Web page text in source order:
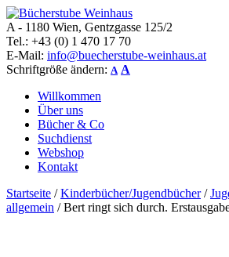
Bücherstube Weinhaus
Verkauf von seltenen antiquarischen und
verlagsneuen Bücher.
A - 1180 Wien, Gentzgasse 125/2
Tel.: +43 (0) 1 470 17 70
E-Mail: info@buecherstube-weinhaus.at
Schriftgröße ändern: A A
Willkommen
Über uns
Bücher & Co
Suchdienst
Webshop
Kontakt
Startseite /Kinderbücher/Jugendbücher/
allgemein / Bert ringt sich durch.